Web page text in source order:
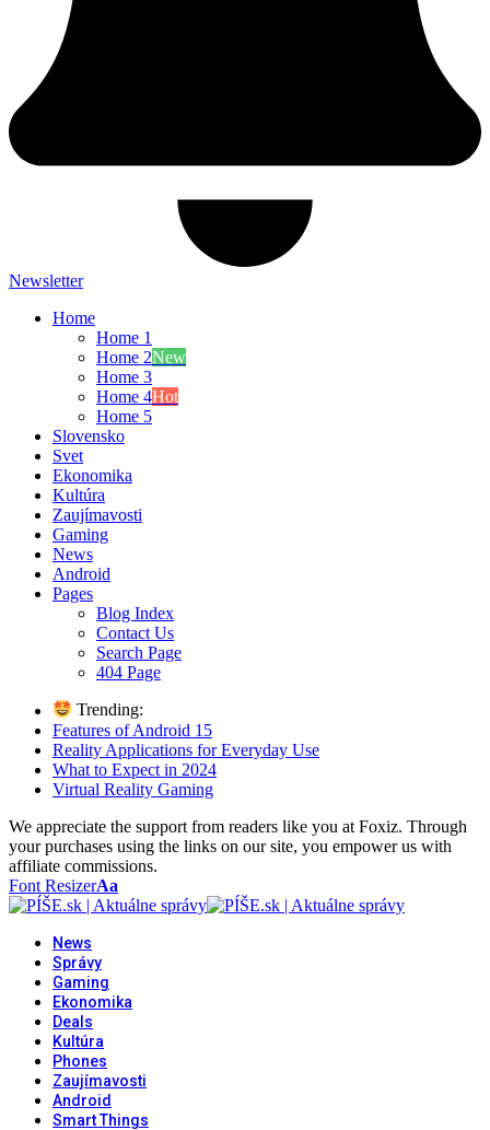
Newsletter
Home
Home 1
Home 2New
Home 3
Home 4Hot
Home 5
Slovensko
Svet
Ekonomika
Kultúra
Zaujímavosti
Gaming
News
Android
Pages
Blog Index
Contact Us
Search Page
404 Page
Trending:
Features of Android 15
Reality Applications for Everyday Use
What to Expect in 2024
Virtual Reality Gaming
We appreciate the support from readers like you at Foxiz. Through
your purchases using the links on our site, you empower us with
affiliate commissions.
Font ResizerAa
News
Správy
Gaming
Ekonomika
Deals
Kultúra
Phones
Zaujímavosti
Android
Smart Things